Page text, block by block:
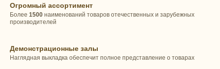
Огромный ассортимент
Более 1500 наименований товаров отечественных и зарубежных
производителей
Демонстрационные залы
Наглядная выкладка обеспечит полное представление о товарах